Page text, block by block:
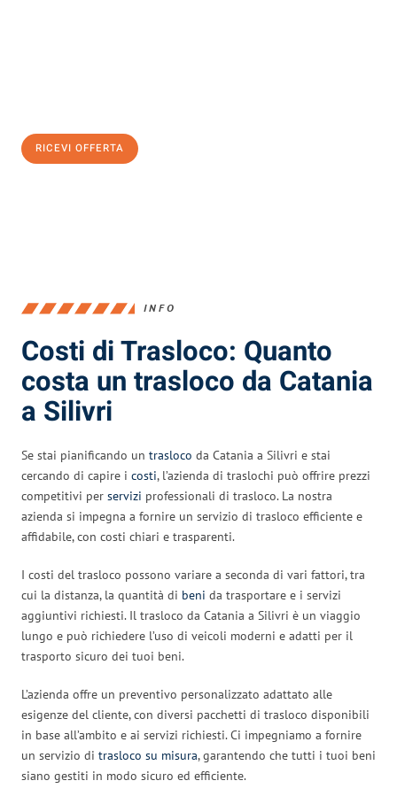
RICEVI OFFERTA
INFO
Costi di Trasloco: Quanto
costa un trasloco da Catania
a Silivri
Se stai pianificando un trasloco da Catania a Silivri e stai
cercando di capire i costi, l’azienda di traslochi può offrire prezzi
competitivi per servizi professionali di trasloco. La nostra
azienda si impegna a fornire un servizio di trasloco efficiente e
affidabile, con costi chiari e trasparenti.
I costi del trasloco possono variare a seconda di vari fattori, tra
cui la distanza, la quantità di beni da trasportare e i servizi
aggiuntivi richiesti. Il trasloco da Catania a Silivri è un viaggio
lungo e può richiedere l’uso di veicoli moderni e adatti per il
trasporto sicuro dei tuoi beni.
L’azienda offre un preventivo personalizzato adattato alle
esigenze del cliente, con diversi pacchetti di trasloco disponibili
in base all’ambito e ai servizi richiesti. Ci impegniamo a fornire
un servizio di trasloco su misura, garantendo che tutti i tuoi beni
siano gestiti in modo sicuro ed efficiente.